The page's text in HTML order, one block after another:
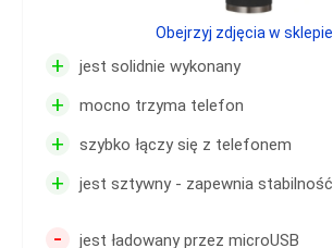
+ jest solidnie wykonany
+ mocno trzyma telefon
+ szybko łączy się z telefonem
+ jest sztywny - zapewnia stabilność
- jest ładowany przez microUSB
Obejrzyj zdjęcia w sklepie